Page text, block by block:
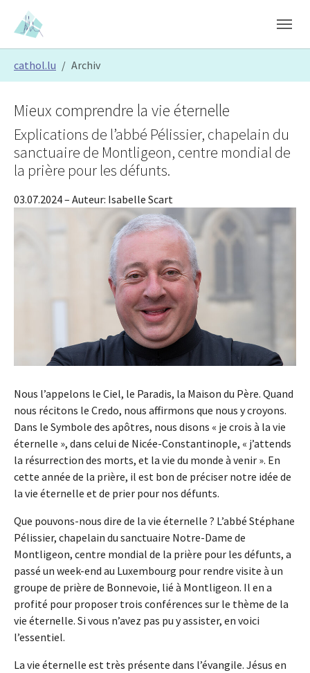
Skip to main content
Skip to page footer
cathol.lu Archiv
Mieux comprendre la vie éternelle
Explications de l’abbé Pélissier, chapelain du
sanctuaire de Montligeon, centre mondial de
la prière pour les défunts.
03.07.2024– Auteur: Isabelle Scart
Nous l’appelons le Ciel, le Paradis, la Maison du Père. Quand
nous récitons le Credo, nous affirmons que nous y croyons.
Dans le Symbole des apôtres, nous disons « je crois à la vie
éternelle », dans celui de Nicée-Constantinople, « j’attends
la résurrection des morts, et la vie du monde à venir ». En
cette année de la prière, il est bon de préciser notre idée de
la vie éternelle et de prier pour nos défunts.
Que pouvons-nous dire de la vie éternelle ? L’abbé Stéphane
Pélissier, chapelain du sanctuaire Notre-Dame de
Montligeon, centre mondial de la prière pour les défunts, a
passé un week-end au Luxembourg pour rendre visite à un
groupe de prière de Bonnevoie, lié à Montligeon. Il en a
profité pour proposer trois conférences sur le thème de la
vie éternelle. Si vous n’avez pas pu y assister, en voici
l’essentiel.
La vie éternelle est très présente dans l’évangile. Jésus en